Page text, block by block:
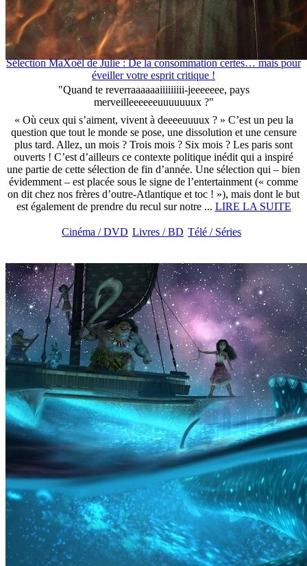
Sélection MaXoël de Julie : De la consommation certes… mais pour
éveiller votre esprit critique !
"Quand te reverraaaaaaiiiiiiiii-jeeeeeee, pays
merveilleeeeeeuuuuuuux ?"
« Où ceux qui s’aiment, vivent à deeeeuuuux ? » C’est un peu la
question que tout le monde se pose, une dissolution et une censure
plus tard. Allez, un mois ? Trois mois ? Six mois ? Les paris sont
ouverts ! C’est d’ailleurs ce contexte politique inédit qui a inspiré
une partie de cette sélection de fin d’année. Une sélection qui – bien
évidemment – est placée sous le signe de l’entertainment (« comme
on dit chez nos frères d’outre-Atlantique et toc ! »), mais dont le but
est également de prendre du recul sur notre ... LIRE LA SUITE
Cinéma / DVD Livres / BD Télé / Séries